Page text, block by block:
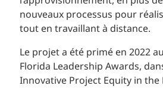
nouveaux processus pour
tout en travaillant à distance.
Le projet a été primé en 2022
Florida Leadership Awards,
Innovative Project Equity in